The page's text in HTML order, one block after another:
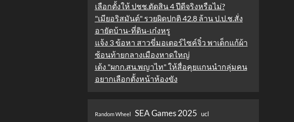
เลือกตั้งให้ ปชช.ตัดสิน 4 ปีดีจริงหรือไม่?
"เมียอริสมันต์" รวยผิดปกติ 42.8 ล้าน ป.ป.ช.สั่ง
อายัดบ้าน-ที่ดิน-เก๋งหรู
แจ้ง 3 ข้อหา สาวขี่มอเตอร์ไซค์จิ๋ว พาเด็กแก้ผ้า
ซ้อนท้ายกลางเมืองหาดใหญ่
เด้ง "ผกก.สน.พญาไท" ให้สื่อคุยแกนนำกลุ่มคน
อยากเลือกตั้งหน้าห้องขัง
Random Wheel SEA Games 2025 ucl